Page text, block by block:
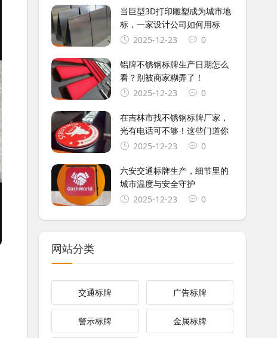
当巨型3D打印雕塑成为城市地
标，一家设计公司如何用标
2025-12-23
0
铝牌不锈钢标牌生产日期怎么
看？别被商家糊弄了！
2025-12-23
0
在吉林市找不锈钢标牌厂家，
光有电话可不够！这些门道你
2025-12-23
0
六安交通标牌生产，细节里的
城市温度与安全守护
2025-12-23
0
网站分类
交通标牌 广告标牌
警示标牌 金属标牌